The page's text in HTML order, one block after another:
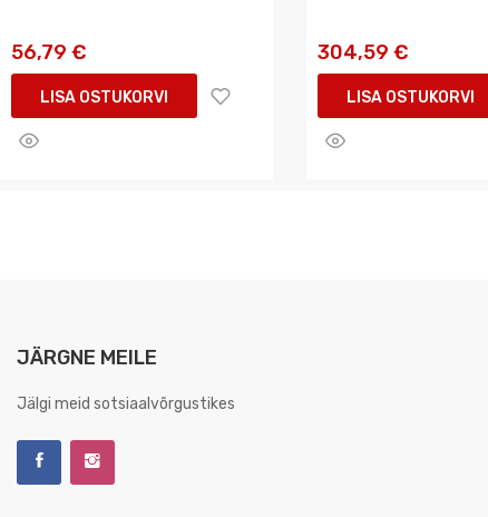
56,79 €
LISA OSTUKORVI
304,59 €
LISA OSTUKORVI
JÄRGNE MEILE
Jälgi meid sotsiaalvõrgustikes